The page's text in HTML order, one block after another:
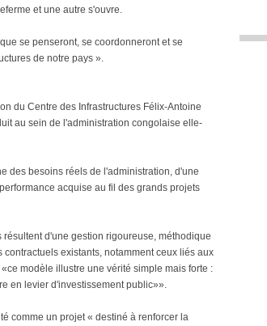
et une autre s'ouvre.
se penseront, se coordonneront et se
de notre pays ».
du Centre des Infrastructures Félix-Antoine
au sein de l'administration congolaise elle-
des besoins réels de l'administration, d'une
acquise au fil des grands projets
d'une gestion rigoureuse, méthodique
existants, notamment ceux liés aux
modèle illustre une vérité simple mais forte :
en levier d'investissement public»».
comme un projet « destiné à renforcer la